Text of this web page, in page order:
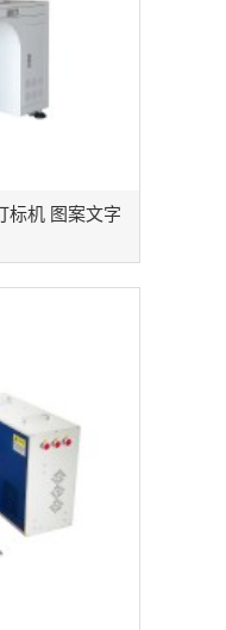
标机 图案文字